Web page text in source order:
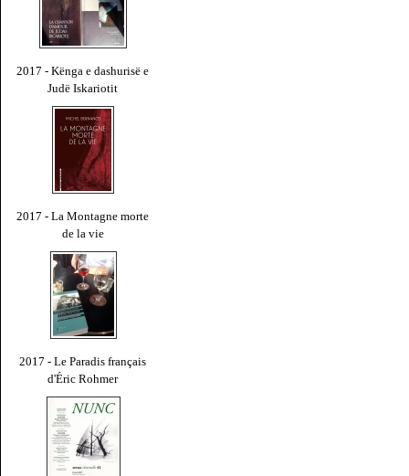
2017 - Kënga e dashurisë e
Judë Iskariotit
2017 - La Montagne morte
de la vie
2017 - Le Paradis français
d'Éric Rohmer